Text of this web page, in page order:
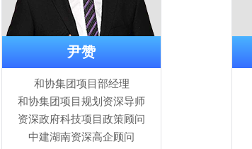
尹赞
和协集团项目部经理
和协集团项目规划资深导师
资深政府科技项目政策顾问
中建湖南资深高企顾问